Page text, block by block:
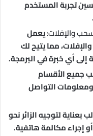
تجربة المستخدم
والإفلات:يعمل
مما يتيح لك
إلى أي خبرة في البرمجة.
جميع الأقسام
التواصل
بعناية لتوجيه الزائر نحو
إجراء مكالمة هاتفية.